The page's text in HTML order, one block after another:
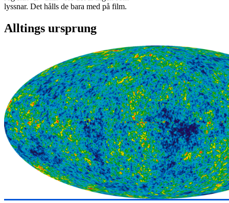
lyssnar. Det hålls de bara med på film.
Alltings ursprung